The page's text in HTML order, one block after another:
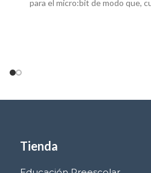
para el micro:bit de modo que,
Tienda